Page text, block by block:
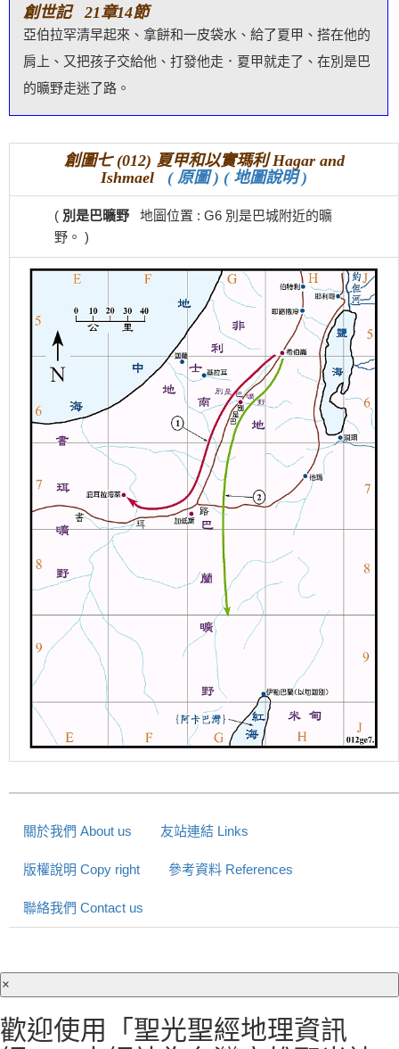
創世記 21章14節
亞伯拉罕清早起來、拿餅和一皮袋水、給了夏甲、搭在他的
肩上、又把孩子交給他、打發他走．夏甲就走了、在別是巴
的曠野走迷了路。
創圖七 (012) 夏甲和以實瑪利 Hagar and
Ishmael ( 原圖 ) ( 地圖說明 )
( 別是巴曠野 地圖位置 : G6 別是巴城附近的曠
野。 )
關於我們 About us 友站連結 Links
版權說明 Copy right 參考資料 References
聯絡我們 Contact us
×
歡迎使用「聖光聖經地理資訊